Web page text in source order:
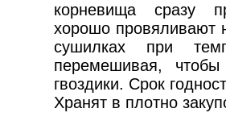
корневища сразу
хорошо провяливают
сушилках при
перемешивая,
гвоздики. Срок
Хранят в плотно